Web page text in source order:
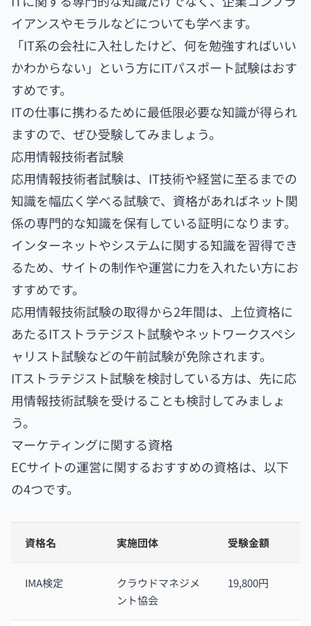
イアンスやモラルなどについても学べます。
「IT系の会社に入社したけど、何を勉強すればいい
かわからない」という方にITパスポート試験はおす
すめです。
ITの仕事に携わるために最低限必要な知識が得られ
ますので、ぜひ受験してみましょう。
応用情報技術者試験
応用情報技術者試験は、IT技術や経営に至るまでの
知識を幅広く学べる試験で、資格があればネット関
係の専門的な知識を保有している証明になります。
インターネットやシステムに関する知識を習得でき
るため、サイトの制作や運営に力を入れたい方にお
すすめです。
応用情報技術試験の取得から2年間は、上位資格に
あたるITストラテジスト試験やネットワークスペシ
ャリスト試験などの午前試験が免除されます。
ITストラテジスト試験を検討している方は、先に応
用情報技術試験を受けることも検討してみましょ
う。
マーケティングに関する資格
ECサイトの運営に関するおすすめの資格は、以下
の4つです。
資格名 実施団体 受験金額
IMA検定
クラウドマネジメ
ント協会
19,800円